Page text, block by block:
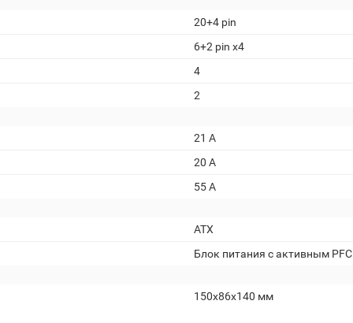
20+4 pin
6+2 pin x4
4
2
21 А
20 А
55 А
ATX
Блок питания с активным PFC
150x86x140 мм